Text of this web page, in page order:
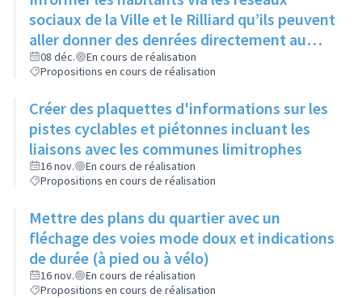
sociaux de la Ville et le Rilliard qu’ils peuvent
aller donner des denrées directement au
local des restos du cœur (au 1- 3 rue Jacques
Prévert), les lundis, mardis et mercredis
08 déc.
En cours de réalisation
Propositions en cours de réalisation
Créer des plaquettes d'informations sur les
pistes cyclables et piétonnes incluant les
liaisons avec les communes limitrophes
16 nov.
En cours de réalisation
Propositions en cours de réalisation
Mettre des plans du quartier avec un
fléchage des voies mode doux et indications
de durée (à pied ou à vélo)
16 nov.
En cours de réalisation
Propositions en cours de réalisation